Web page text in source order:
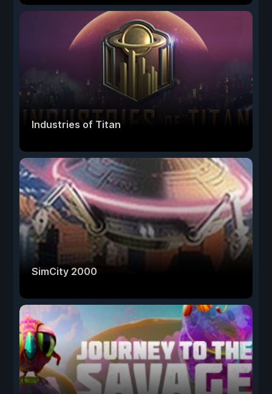
Industries of Titan
SimCity 2000